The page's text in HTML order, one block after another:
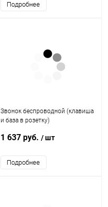
Подробнее
Звонок беспроводной (клавиша
и база в розетку)
черный, DB-380
1 637 руб. / шт
Подробнее